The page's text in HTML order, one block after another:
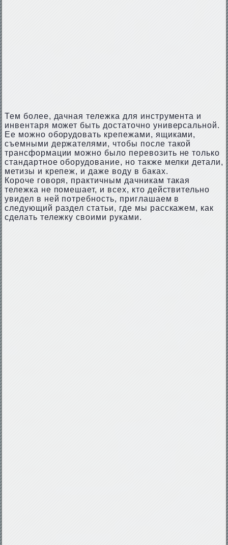
Тем более, дачная тележка для инструмента и
инвентаря может быть достаточно универсальной.
Ее можно оборудовать крепежами, ящиками,
съемными держателями, чтобы после такой
трансформации можно было перевозить не только
стандартное оборудование, но также мелки детали,
метизы и крепеж, и даже воду в баках.
Короче говоря, практичным дачникам такая
тележка не помешает, и всех, кто действительно
увидел в ней потребность, приглашаем в
следующий раздел статьи, где мы расскажем, как
сделать тележку своими руками.